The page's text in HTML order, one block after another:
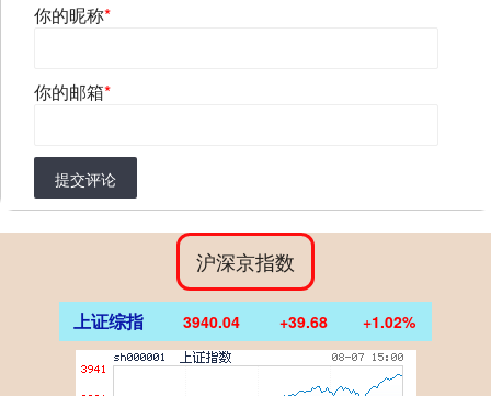
你的昵称*
你的邮箱*
提交评论
沪深京指数
上证综指 3940.04 +39.68 +1.02%